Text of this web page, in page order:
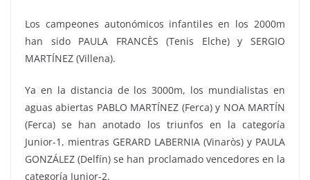
Los campeones autonómicos infantiles en los 2000m
han sido PAULA FRANCÈS (Tenis Elche) y SERGIO
MARTÍNEZ (Villena).
Ya en la distancia de los 3000m, los mundialistas en
aguas abiertas PABLO MARTÍNEZ (Ferca) y NOA MARTÍN
(Ferca) se han anotado los triunfos en la categoría
Junior-1, mientras GERARD LABERNIA (Vinaròs) y PAULA
GONZÁLEZ (Delfín) se han proclamado vencedores en la
categoría Junior-2.